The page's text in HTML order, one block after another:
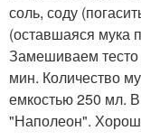
соль, соду
(оставшаяся мука
Замешиваем тесто
мин. Количество
емкостью 250 мл.
"Наполеон".